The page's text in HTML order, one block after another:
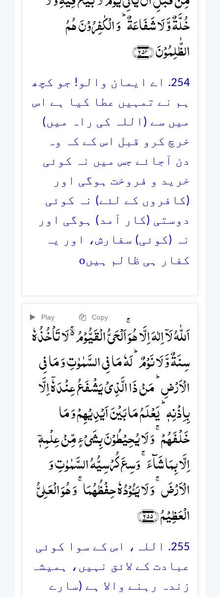
خُلَّۃٌ وَّ لَا شَفَاعَۃٌ ؕ وَ الۡکٰفِرُوۡنَ ہُمُ
الظّٰلِمُوۡنَ ﴿۲۵۴﴾
254. اے ایمان والو! جو کچھ
ہم نے تمہیں عطا کیا ہے اس
میں سے (اللہ کی راہ میں)
خرچ کرو قبل اس کے کہ وہ
دن آجائے جس میں نہ کوئی
خرید و فروخت ہوگی اور
(کافروں کے لئے) نہ کوئی
دوستی (کار آمد) ہوگی اور
نہ (کوئی) سفارش، اور یہ
کفار ہی ظالم ہیںo
Play Copy
اَللّٰہُ لَاۤ اِلٰہَ اِلَّا ہُوَۚ اَلۡحَیُّ الۡقَیُّوۡمُ ۬ۚ لَا تَاۡخُذُہٗ
سِنَۃٌ وَّ لَا نَوۡمٌ ؕ لَہٗ مَا فِی السَّمٰوٰتِ وَ مَا فِی
الۡاَرۡضِ ؕ مَنۡ ذَا الَّذِیۡ یَشۡفَعُ عِنۡدَہٗۤ اِلَّا
بِاِذۡنِہٖ ؕ یَعۡلَمُ مَا بَیۡنَ اَیۡدِیۡہِمۡ وَ مَا
خَلۡفَہُمۡ ۚ وَ لَا یُحِیۡطُوۡنَ بِشَیۡءٍ مِّنۡ عِلۡمِہٖۤ
اِلَّا بِمَا شَآءَ ۚ وَسِعَ کُرۡسِیُّہُ السَّمٰوٰتِ وَ
الۡاَرۡضَ ۚ وَ لَا یَـُٔوۡدُہٗ حِفۡظُہُمَا ۚ وَ ہُوَ الۡعَلِیُّ
الۡعَظِیۡمُ ﴿۲۵۵﴾
255. اللہ، اس کے سوا کوئی
عبادت کے لائق نہیں، ہمیشہ
زندہ رہنے والا ہے (سارے